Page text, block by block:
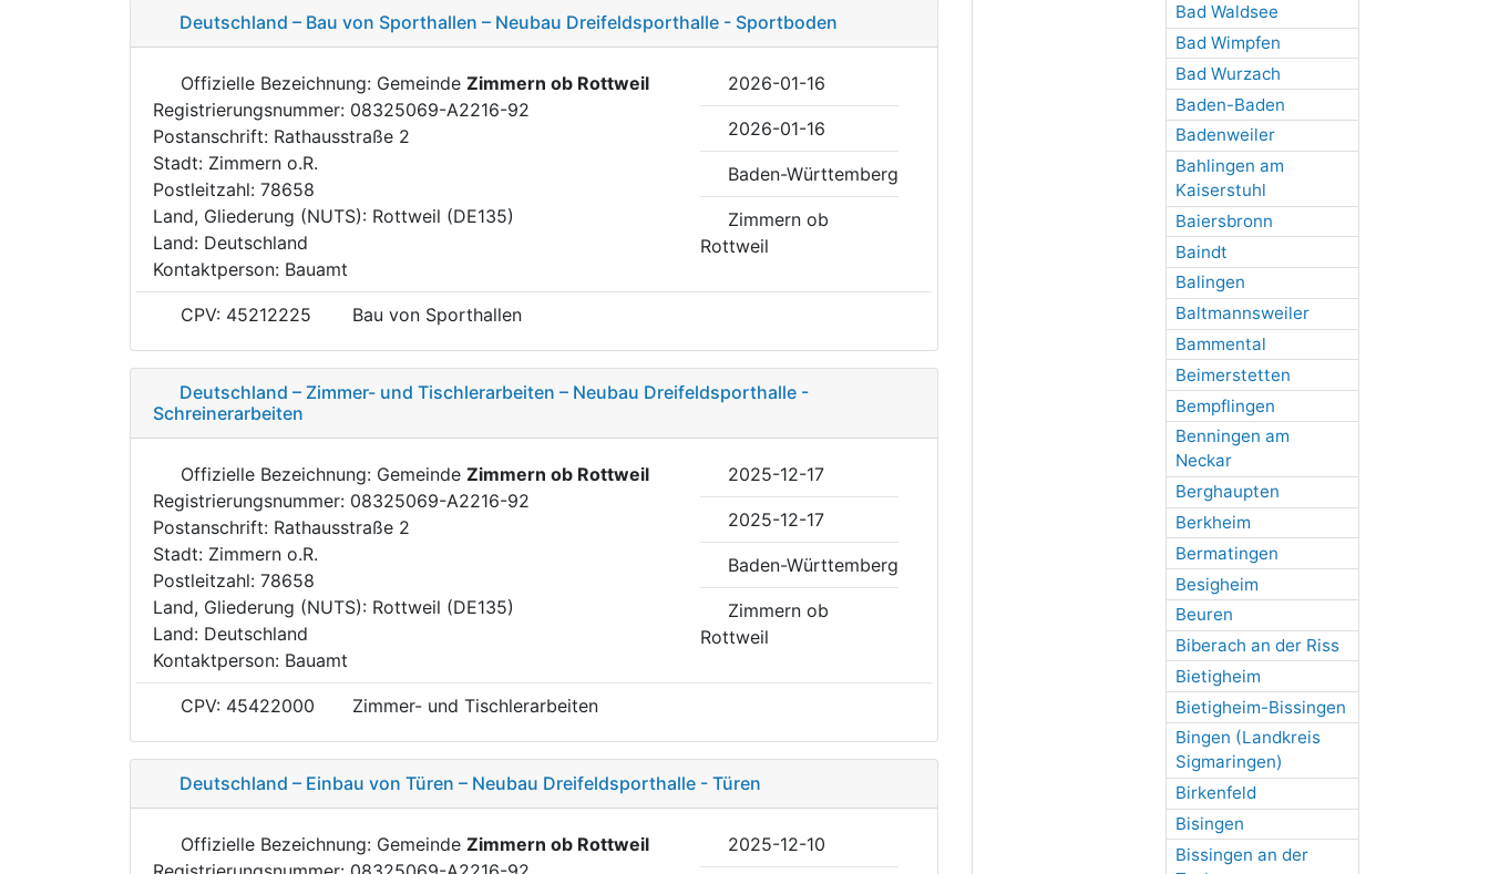
Bad Waldsee
Bad Wimpfen
Bad Wurzach
Baden-Baden
Badenweiler
Bahlingen am
Kaiserstuhl
Baiersbronn
Baindt
Balingen
Baltmannsweiler
Bammental
Beimerstetten
Bempflingen
Benningen am
Neckar
Berghaupten
Berkheim
Bermatingen
Besigheim
Beuren
Biberach an der Riss
Bietigheim
Bietigheim-Bissingen
Bingen (Landkreis
Sigmaringen)
Birkenfeld
Bisingen
Bissingen an der
Deutschland – Bau von Sporthallen – Neubau Dreifeldsporthalle - Sportboden
Offizielle Bezeichnung: Gemeinde Zimmern ob Rottweil
Registrierungsnummer: 08325069-A2216-92
Postanschrift: Rathausstraße 2
Stadt: Zimmern o.R.
Postleitzahl: 78658
Land, Gliederung (NUTS): Rottweil (DE135)
Land: Deutschland
Kontaktperson: Bauamt
2026-01-16
2026-01-16
Baden-Württemberg
Zimmern ob
Rottweil
CPV: 45212225 Bau von Sporthallen
Deutschland – Zimmer- und Tischlerarbeiten – Neubau Dreifeldsporthalle -
Schreinerarbeiten
Offizielle Bezeichnung: Gemeinde Zimmern ob Rottweil
Registrierungsnummer: 08325069-A2216-92
Postanschrift: Rathausstraße 2
Stadt: Zimmern o.R.
Postleitzahl: 78658
Land, Gliederung (NUTS): Rottweil (DE135)
Land: Deutschland
Kontaktperson: Bauamt
2025-12-17
2025-12-17
Baden-Württemberg
Zimmern ob
Rottweil
CPV: 45422000 Zimmer- und Tischlerarbeiten
Deutschland – Einbau von Türen – Neubau Dreifeldsporthalle - Türen
Offizielle Bezeichnung: Gemeinde Zimmern ob Rottweil
2025-12-10